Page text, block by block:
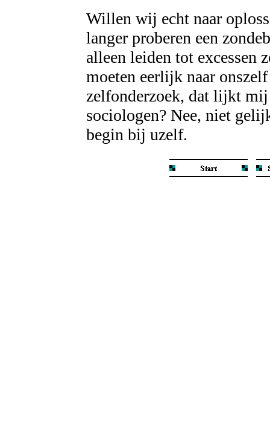
Willen wij echt naar
langer proberen een
alleen leiden tot excessen
moeten eerlijk naar
zelfonderzoek, dat lijkt mij
sociologen? Nee, niet
begin bij uzelf.